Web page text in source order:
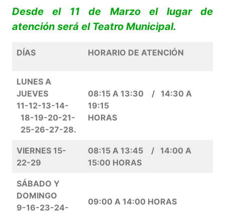
Desde el 11 de Marzo el lugar de
atención será el Teatro Municipal.
DÍAS HORARIO DE ATENCIÓN
LUNES A
JUEVES
11-12-13-14-
18-19-20-21-
25-26-27-28.
08:15 A 13:30 / 14:30 A
19:15
HORAS
VIERNES 15-
22-29
08:15 A 13:45 / 14:00 A
15:00 HORAS
SÁBADO Y
DOMINGO
9-16-23-24-
09:00 A 14:00 HORAS